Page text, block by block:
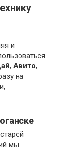
и
, Авито,
на
мы